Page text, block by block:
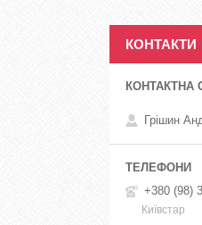
КОНТАКТИ
Грішин
+380 (98)
Київстар